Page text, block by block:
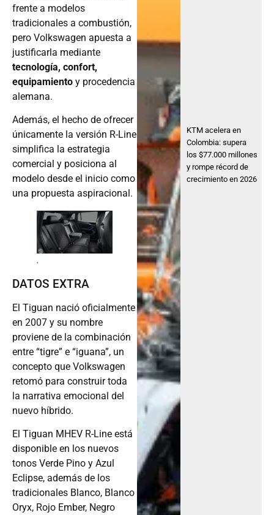
frente a modelos
tradicionales a combustión,
pero Volkswagen apuesta a
justificarla mediante
tecnología, confort,
equipamiento y procedencia
alemana.
Además, el hecho de ofrecer
únicamente la versión R-Line
simplifica la estrategia
comercial y posiciona al
modelo desde el inicio como
una propuesta aspiracional.
.
DATOS EXTRA
El Tiguan nació oficialmente
en 2007 y su nombre
proviene de la combinación
entre “tigre” e “iguana”, un
concepto que Volkswagen
retomó para construir toda
la narrativa emocional del
nuevo híbrido.
El Tiguan MHEV R-Line está
disponible en los nuevos
tonos Verde Pino y Azul
Eclipse, además de los
tradicionales Blanco, Blanco
Oryx, Rojo Ember, Negro
KTM acelera en
Colombia: supera
los $77.000 millones
y rompe récord de
crecimiento en 2026